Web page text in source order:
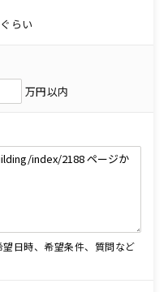
らい
万円以内
日時、希望条件、質問など